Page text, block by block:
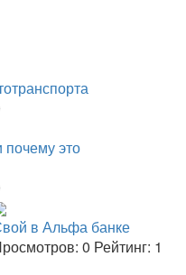
почему это
в Альфа банке
0 Рейтинг: 1